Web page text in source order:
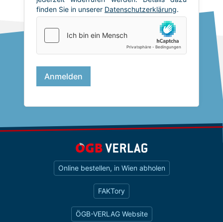
Online bestellen, in Wien abholen
FAKTory
ÖGB-VERLAG Website